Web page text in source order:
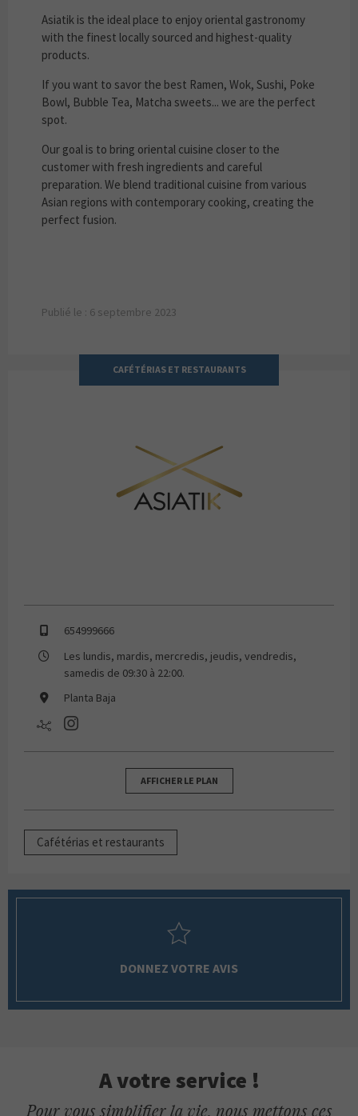
Asiatik is the ideal place to enjoy oriental gastronomy
with the finest locally sourced and highest-quality
products.
If you want to savor the best Ramen, Wok, Sushi, Poke
Bowl, Bubble Tea, Matcha sweets... we are the perfect
spot.
Our goal is to bring oriental cuisine closer to the
customer with fresh ingredients and careful
preparation. We blend traditional cuisine from various
Asian regions with contemporary cooking, creating the
perfect fusion.
Publié le : 6 septembre 2023
CAFÉTÉRIAS ET RESTAURANTS
654999666
Les lundis, mardis, mercredis, jeudis, vendredis,
samedis de 09:30 à 22:00.
Planta Baja
AFFICHER LE PLAN
Cafétérias et restaurants
DONNEZ VOTRE AVIS
A votre service !
Pour vous simplifier la vie, nous mettons ces